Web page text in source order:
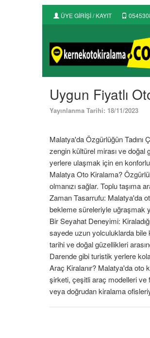
ÜYE GİRİŞİ / KAYIT
Uygun Fiyatlı
Yayınlanma Tarihi: 18/11/2023
Malatya'da Özgürlüğün Tadını
zengin kültürel mirası ve
yerlere ulaşmak için en
Malatya Oto Kiralama?
olmanızı sağlar. Toplu taşıma
Zaman Tasarrufu: Malatya'da
bekleme süreleriyle uğraşmak
Bir Seyahat Deneyimi:
sayede uzun yolculuklarda bile
tarihi ve doğal güzellikleri
Darende gibi turistik yerlere
Araç Kiralanır? Malatya'da oto
şirketi, çeşitli araç modelleri
veya doğrudan kiralama